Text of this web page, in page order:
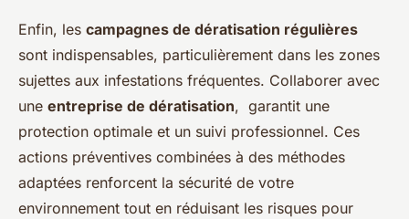
Enfin, les campagnes de dératisation régulières
sont indispensables, particulièrement dans les zones
sujettes aux infestations fréquentes. Collaborer avec
une entreprise de dératisation, garantit une
protection optimale et un suivi professionnel. Ces
actions préventives combinées à des méthodes
adaptées renforcent la sécurité de votre
environnement tout en réduisant les risques pour